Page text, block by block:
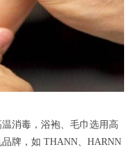
消毒，浴袍、毛巾选用高
牌，如 THANN、HARNN